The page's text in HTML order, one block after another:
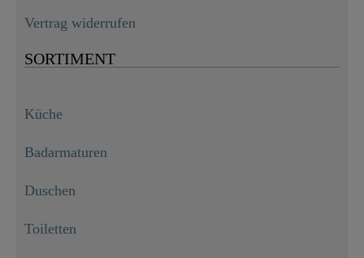
Vertrag widerrufen
SORTIMENT
Küche
Badarmaturen
Duschen
Toiletten